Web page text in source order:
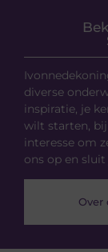
diverse
inspiratie, je
wilt starten, bij
interesse om
ons op en
Over